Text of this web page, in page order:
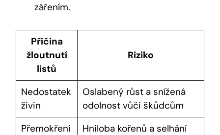
zářením.
Příčina
žloutnutí
listů
Riziko
Nedostatek
živin
Oslabený růst a snížená
odolnost vůči škůdcům
Přemokření
Hniloba kořenů a selhání